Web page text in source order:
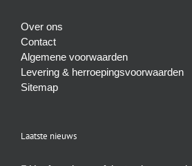
Over ons
Contact
Algemene voorwaarden
Levering & herroepingsvoorwaarden
Sitemap
Laatste nieuws